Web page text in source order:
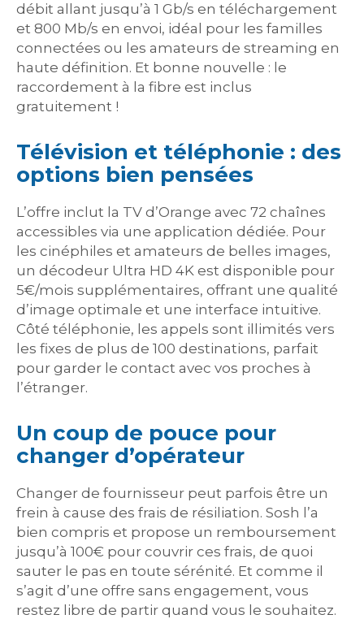
débit allant jusqu’à 1 Gb/s en téléchargement
et 800 Mb/s en envoi, idéal pour les familles
connectées ou les amateurs de streaming en
haute définition. Et bonne nouvelle : le
raccordement à la fibre est inclus
gratuitement !
Télévision et téléphonie : des
options bien pensées
L’offre inclut la TV d’Orange avec 72 chaînes
accessibles via une application dédiée. Pour
les cinéphiles et amateurs de belles images,
un décodeur Ultra HD 4K est disponible pour
5€/mois supplémentaires, offrant une qualité
d’image optimale et une interface intuitive.
Côté téléphonie, les appels sont illimités vers
les fixes de plus de 100 destinations, parfait
pour garder le contact avec vos proches à
l’étranger.
Un coup de pouce pour
changer d’opérateur
Changer de fournisseur peut parfois être un
frein à cause des frais de résiliation. Sosh l’a
bien compris et propose un remboursement
jusqu’à 100€ pour couvrir ces frais, de quoi
sauter le pas en toute sérénité. Et comme il
s’agit d’une offre sans engagement, vous
restez libre de partir quand vous le souhaitez.